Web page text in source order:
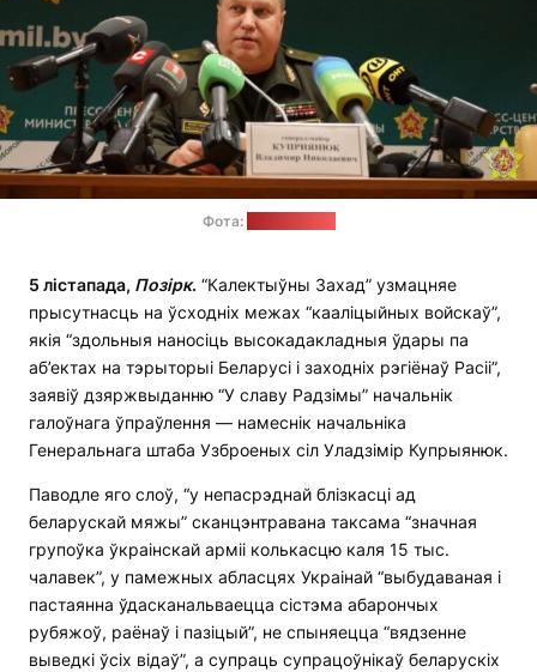
Фота:
5 лістапада, Позірк. “Калектыўны Захад” узмацняе
прысутнасць на ўсходніх межах “кааліцыйных войскаў”,
якія “здольныя наносіць высокадакладныя ўдары па
аб’ектах на тэрыторыі Беларусі і заходніх рэгіёнаў Расіі”,
заявіў дзяржвыданню “У славу Радзімы” начальнік
галоўнага ўпраўлення — намеснік начальніка
Генеральнага штаба Узброеных сіл Уладзімір Купрыянюк.
Паводле яго слоў, “у непасрэднай блізкасці ад
беларускай мяжы” сканцэнтравана таксама “значная
групоўка ўкраінскай арміі колькасцю каля 15 тыс.
чалавек”, у памежных абласцях Украінай “выбудаваная і
пастаянна ўдасканальваецца сістэма абарончых
рубяжоў, раёнаў і пазіцый”, не спыняецца “вядзенне
выведкі ўсіх відаў”, а супраць супрацоўнікаў беларускіх